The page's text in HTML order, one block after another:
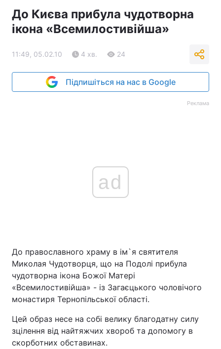
До Києва прибула чудотворна
ікона «Всемилостивійша»
11:49, 05.02.10 4 хв. 24
Підпишіться на нас в Google
Реклама
ad
До православного храму в ім`я святителя
Миколая Чудотворця, що на Подолі прибула
чудотворна ікона Божої Матері
«Всемилостивійша» - із Загаєцького чоловічого
монастиря Тернопільської області.
Цей образ несе на собі велику благодатну силу
зцілення від найтяжчих хвороб та допомогу в
скорботних обставинах.